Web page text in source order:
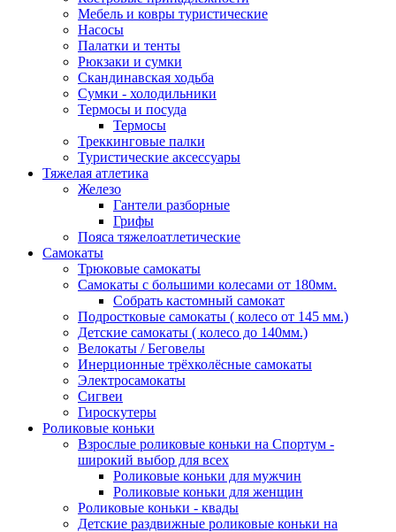
Мебель и ковры туристические
Насосы
Палатки и тенты
Рюкзаки и сумки
Скандинавская ходьба
Сумки - холодильники
Термосы и посуда
Термосы
Треккинговые палки
Туристические аксессуары
Тяжелая атлетика
Железо
Гантели разборные
Грифы
Пояса тяжелоатлетические
Самокаты
Трюковые самокаты
Самокаты с большими колесами от 180мм.
Собрать кастомный самокат
Подростковые самокаты ( колесо от 145 мм.)
Детские самокаты ( колесо до 140мм.)
Велокаты / Беговелы
Инерционные трёхколёсные самокаты
Электросамокаты
Сигвеи
Гироскутеры
Роликовые коньки
Взрослые роликовые коньки на Спортум -
широкий выбор для всех
Роликовые коньки для мужчин
Роликовые коньки для женщин
Роликовые коньки - квады
Детские раздвижные роликовые коньки на